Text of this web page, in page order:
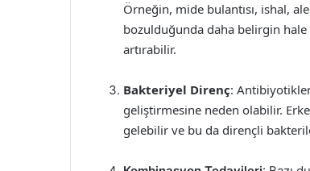
Örneğin, mide bulantısı, ishal,
bozulduğunda daha belirgin
artırabilir.
Bakteriyel Direnç:
geliştirmesine neden olabilir.
gelebilir ve bu da dirençli